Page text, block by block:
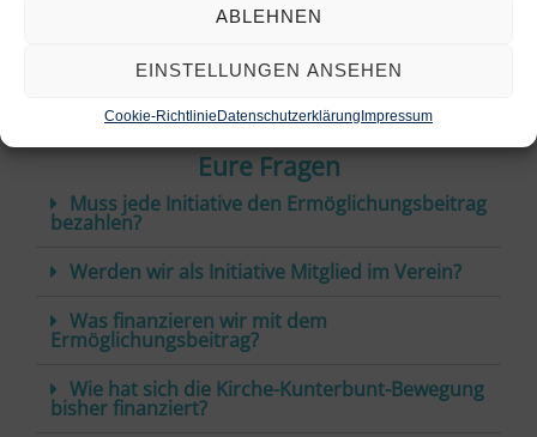
ABLEHNEN
EINSTELLUNGEN ANSEHEN
Cookie-RichtlinieDatenschutzerklärungImpressum
Finanzierung des DACH-Teams gesichert
Eure Fragen
Muss jede Initiative den Ermöglichungsbeitrag
bezahlen?
Werden wir als Initiative Mitglied im Verein?
Was finanzieren wir mit dem
Ermöglichungsbeitrag?
Wie hat sich die Kirche-Kunterbunt-Bewegung
bisher finanziert?